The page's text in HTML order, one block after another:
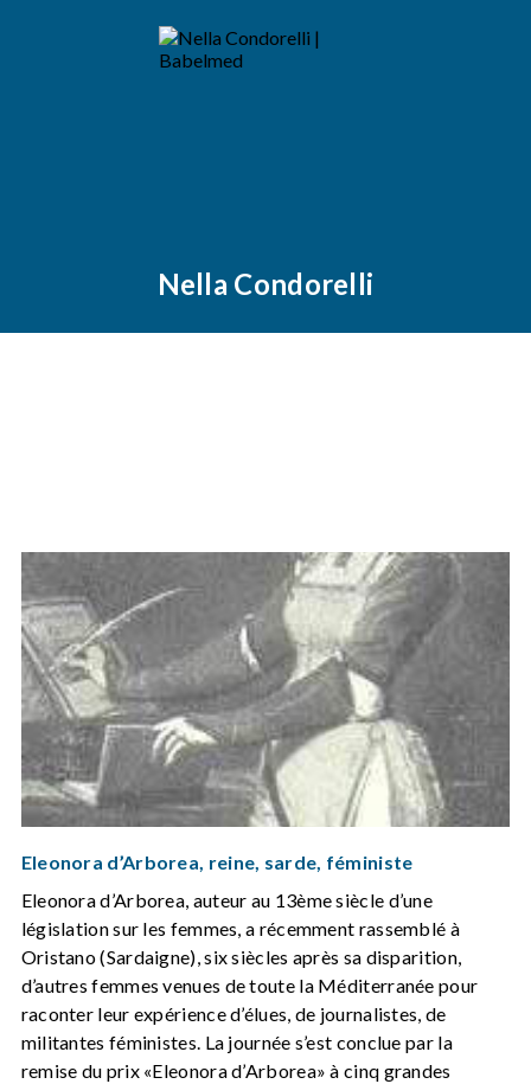
Nella Condorelli
Eleonora d’Arborea, reine, sarde, féministe
Eleonora d’Arborea, auteur au 13ème siècle d’une
législation sur les femmes, a récemment rassemblé à
Oristano (Sardaigne), six siècles après sa disparition,
d’autres femmes venues de toute la Méditerranée pour
raconter leur expérience d’élues, de journalistes, de
militantes féministes. La journée s’est conclue par la
remise du prix «Eleonora d’Arborea» à cinq grandes